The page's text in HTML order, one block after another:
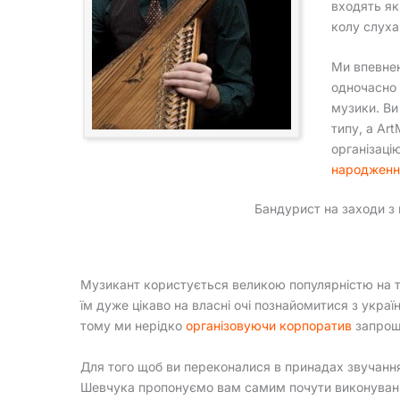
входять
колу
Ми
одночасно
музики.
типу, а
Бандурист на заходи
Музикант користується великою популярністю на
їм дуже цікаво на власні очі познайомитися з
тому ми нерідко організовуючи корпоратив
Для того щоб ви переконалися в принадах
Шевчука пропонуємо вам самим почути виконувані